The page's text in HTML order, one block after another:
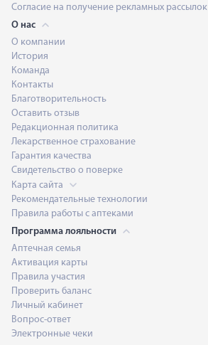
Согласие на получение рекламных рассылок
О нас
О компании
История
Команда
Контакты
Благотворительность
Оставить отзыв
Редакционная политика
Лекарственное страхование
Гарантия качества
Свидетельство о поверке
Карта сайта
Рекомендательные технологии
Правила работы с аптеками
Программа лояльности
Аптечная семья
Активация карты
Правила участия
Проверить баланс
Личный кабинет
Вопрос-ответ
Электронные чеки